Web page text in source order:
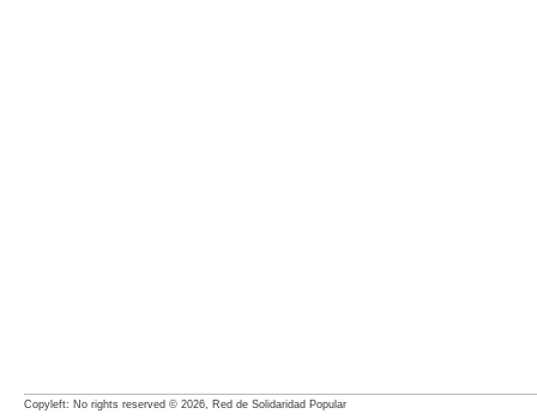
Copyleft: No rights reserved © 2026, Red de Solidaridad Popular